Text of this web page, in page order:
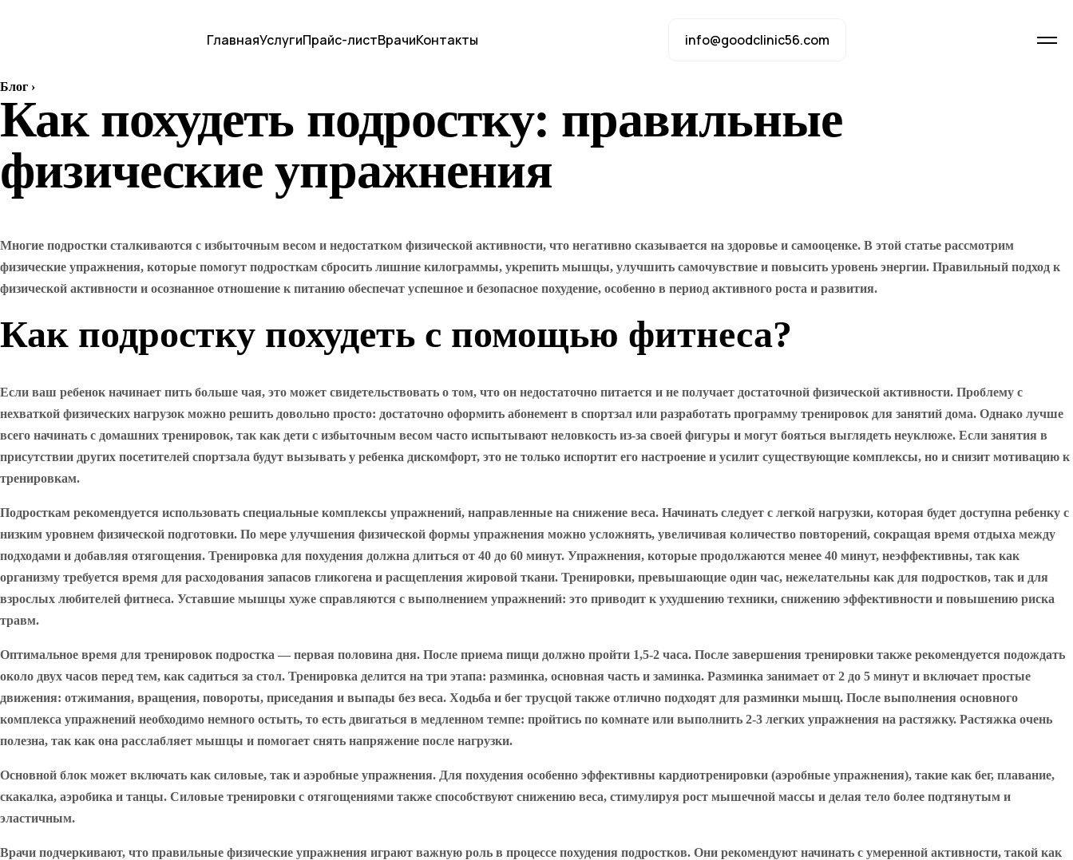
ГлавнаяУслугиПрайс-листВрачиКонтакты info@goodclinic56.com
Блог ›
Как похудеть подростку: правильные
физические упражнения
Многие подростки сталкиваются с избыточным весом и недостатком физической активности, что негативно сказывается на здоровье и самооценке. В этой статье рассмотрим
физические упражнения, которые помогут подросткам сбросить лишние килограммы, укрепить мышцы, улучшить самочувствие и повысить уровень энергии. Правильный подход к
физической активности и осознанное отношение к питанию обеспечат успешное и безопасное похудение, особенно в период активного роста и развития.
Как подростку похудеть с помощью фитнеса?
Если ваш ребенок начинает пить больше чая, это может свидетельствовать о том, что он недостаточно питается и не получает достаточной физической активности. Проблему с
нехваткой физических нагрузок можно решить довольно просто: достаточно оформить абонемент в спортзал или разработать программу тренировок для занятий дома. Однако лучше
всего начинать с домашних тренировок, так как дети с избыточным весом часто испытывают неловкость из-за своей фигуры и могут бояться выглядеть неуклюже. Если занятия в
присутствии других посетителей спортзала будут вызывать у ребенка дискомфорт, это не только испортит его настроение и усилит существующие комплексы, но и снизит мотивацию к
тренировкам.
Подросткам рекомендуется использовать специальные комплексы упражнений, направленные на снижение веса. Начинать следует с легкой нагрузки, которая будет доступна ребенку с
низким уровнем физической подготовки. По мере улучшения физической формы упражнения можно усложнять, увеличивая количество повторений, сокращая время отдыха между
подходами и добавляя отягощения. Тренировка для похудения должна длиться от 40 до 60 минут. Упражнения, которые продолжаются менее 40 минут, неэффективны, так как
организму требуется время для расходования запасов гликогена и расщепления жировой ткани. Тренировки, превышающие один час, нежелательны как для подростков, так и для
взрослых любителей фитнеса. Уставшие мышцы хуже справляются с выполнением упражнений: это приводит к ухудшению техники, снижению эффективности и повышению риска
травм.
Оптимальное время для тренировок подростка — первая половина дня. После приема пищи должно пройти 1,5-2 часа. После завершения тренировки также рекомендуется подождать
около двух часов перед тем, как садиться за стол. Тренировка делится на три этапа: разминка, основная часть и заминка. Разминка занимает от 2 до 5 минут и включает простые
движения: отжимания, вращения, повороты, приседания и выпады без веса. Ходьба и бег трусцой также отлично подходят для разминки мышц. После выполнения основного
комплекса упражнений необходимо немного остыть, то есть двигаться в медленном темпе: пройтись по комнате или выполнить 2-3 легких упражнения на растяжку. Растяжка очень
полезна, так как она расслабляет мышцы и помогает снять напряжение после нагрузки.
Основной блок может включать как силовые, так и аэробные упражнения. Для похудения особенно эффективны кардиотренировки (аэробные упражнения), такие как бег, плавание,
скакалка, аэробика и танцы. Силовые тренировки с отягощениями также способствуют снижению веса, стимулируя рост мышечной массы и делая тело более подтянутым и
эластичным.
Врачи подчеркивают, что правильные физические упражнения играют важную роль в процессе похудения подростков. Они рекомендуют начинать с умеренной активности, такой как